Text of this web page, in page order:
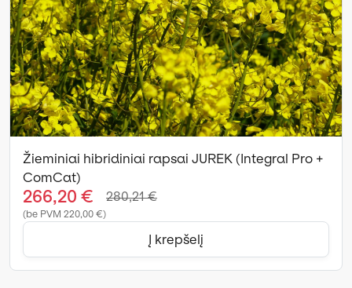
Žieminiai hibridiniai rapsai JUREK (Integral Pro +
ComCat)
266,20 € 280,21 €
(be PVM 220,00 €)
Į krepšelį